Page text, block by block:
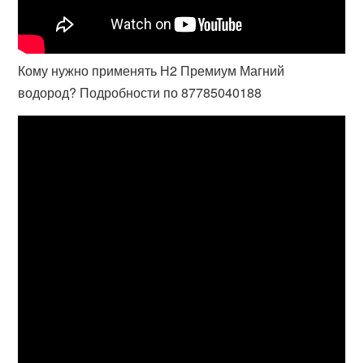
Кому нужно применять Н2 Премиум Магний
водород? Подробности по 87785040188